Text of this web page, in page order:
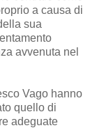
a causa di
sua
avvenuta nel
Vago hanno
quello di
adeguate